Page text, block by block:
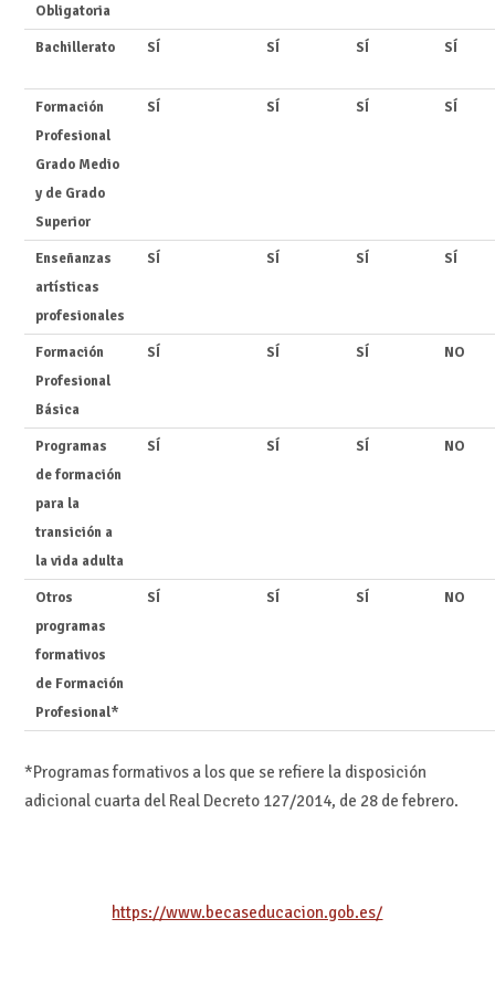
Obligatoria
Bachillerato SÍ SÍ SÍ SÍ
Formación
Profesional
Grado Medio
y de Grado
Superior
SÍ SÍ SÍ SÍ
Enseñanzas
artísticas
profesionales
SÍ SÍ SÍ SÍ
Formación
Profesional
Básica
SÍ SÍ SÍ NO
Programas
de formación
para la
transición a
la vida adulta
SÍ SÍ SÍ NO
Otros
programas
formativos
de Formación
Profesional*
SÍ SÍ SÍ NO
*Programas formativos a los que se refiere la disposición
adicional cuarta del Real Decreto 127/2014, de 28 de febrero.
https://www.becaseducacion.gob.es/